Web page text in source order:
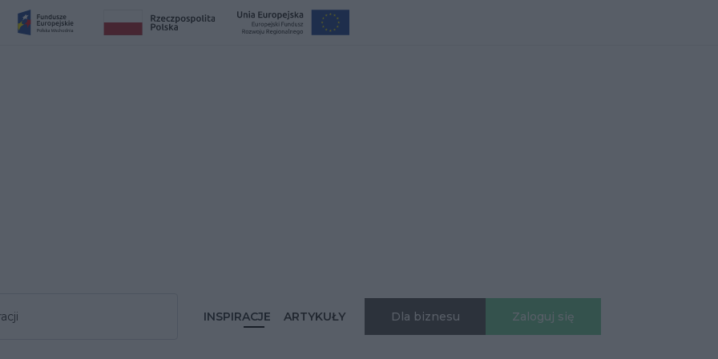
INSPIRACJE ARTYKUŁY Dla biznesu Zaloguj się